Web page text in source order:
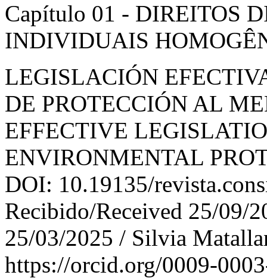
Capítulo 01 - DIREITOS
INDIVIDUAIS
LEGISLACIÓN
DE PROTECCIÓN AL
EFFECTIVE
ENVIRONMENTAL
DOI: 10.19135/
Recibido/Received 25/09/
25/03/2025 / Silvia
https://orcid.org/0009-